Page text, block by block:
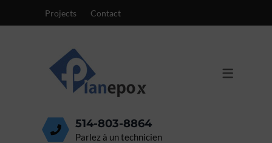
MEMBRANE DE STATIONNEMENT
PLANCHER CENTRES MÉDICAUX
PLANCHER ALIMENTAIRE
ÉPOXY 100% SOLIDE
POLYURÉTHANE ET CIMENT
Projects Contact
514-803-8864
Parlez à un technicien